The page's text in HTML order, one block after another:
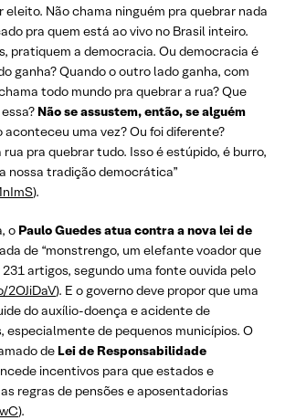
eleito. Não chama ninguém pra quebrar nada
pra quem está ao vivo no Brasil inteiro.
pratiquem a democracia. Ou democracia é
ganha? Quando o outro lado ganha, com
todo mundo pra quebrar a rua? Que
Não se assustem, então, se alguém
aconteceu uma vez? Ou foi diferente?
rua pra quebrar tudo. Isso é estúpido, é burro,
nossa tradição democrática”
).
o Paulo Guedes atua contra a nova lei de
de “monstrengo, um elefante voador que
artigos, segundo uma fonte ouvida pelo
2OJiDaV). E o governo deve propor que uma
do auxílio-doença e acidente de
especialmente de pequenos municípios. O
de Leide Responsabilidade
incentivos para que estados e
regras de pensões e aposentadorias
).